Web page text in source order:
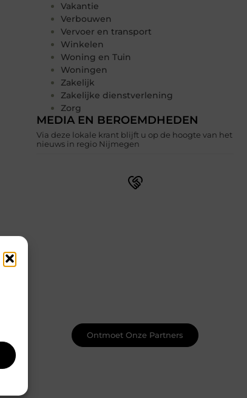
Vakantie
Verbouwen
Vervoer en transport
Winkelen
Woning en Tuin
Woningen
Zakelijk
Zakelijke dienstverlening
Zorg
MEDIA EN BEROEMDHEDEN
Via deze lokale krant blijft u op de hoogte van het
nieuws in regio Nijmegen
Ontmoet Onze Partners